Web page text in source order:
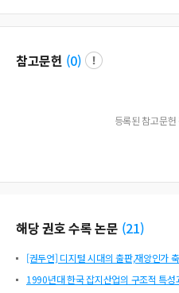
참고문헌 (0)
등록된 참고문
해당 권호 수록 논문 (21)
[권두언] 디지털 시대의 출판,재앙인가
1990년대 한국 잡지산업의 구조적 특성